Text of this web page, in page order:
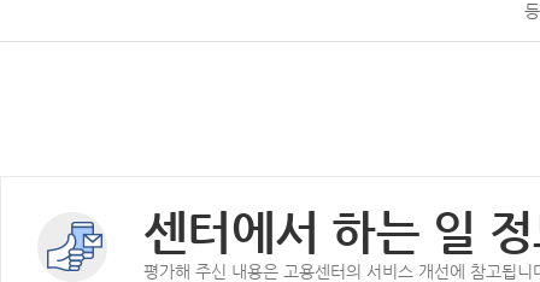
센터에서 하는 일
평가해 주신 내용은 고용센터의 서비스 개선에 참고됩니